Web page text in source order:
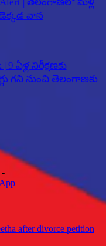
వాన
9 ఏళ్ల నిరీక్షణకు
గని నుంచి తెలంగాణకు
-